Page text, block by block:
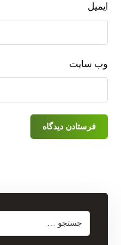
ایمیل
وب‌ سایت